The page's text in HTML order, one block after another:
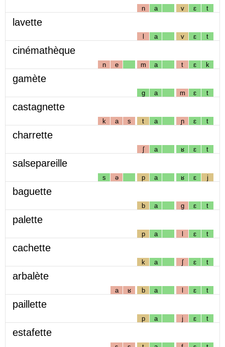
n a v ɛ t
lavette
l a v ɛ t
cinémathèque
n e m a t ɛ k
gamète
g a m ɛ t
castagnette
k a s t a ɲ ɛ t
charrette
ʃ a ʁ ɛ t
salsepareille
s ə p a ʁ ɛ j
baguette
b a g ɛ t
palette
p a l ɛ t
cachette
k a ʃ ɛ t
arbalète
a ʁ b a l ɛ t
paillette
p a j ɛ t
estafette